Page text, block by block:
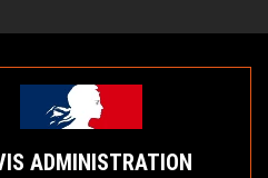
ADMINISTRATION